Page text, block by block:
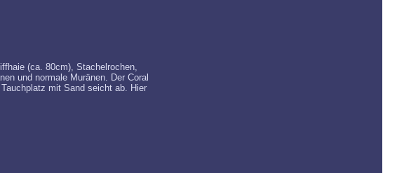
(ca. 80cm), Stachelrochen,
und normale Muränen. Der Coral
mit Sand seicht ab. Hier